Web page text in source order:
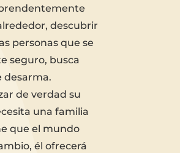
descubrir
personas que se
seguro, busca
desarma.
de verdad su
una familia
que el mundo
él ofrecerá